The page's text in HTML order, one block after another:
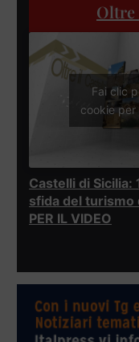
Oltre
Fai clic
cookie
Castelli di Sicilia:
sfida del turismo
PER IL VIDEO